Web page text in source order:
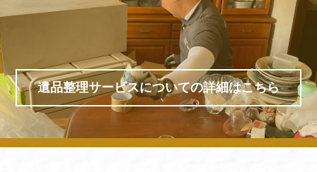
遺品整理サービスについての詳細はこちら